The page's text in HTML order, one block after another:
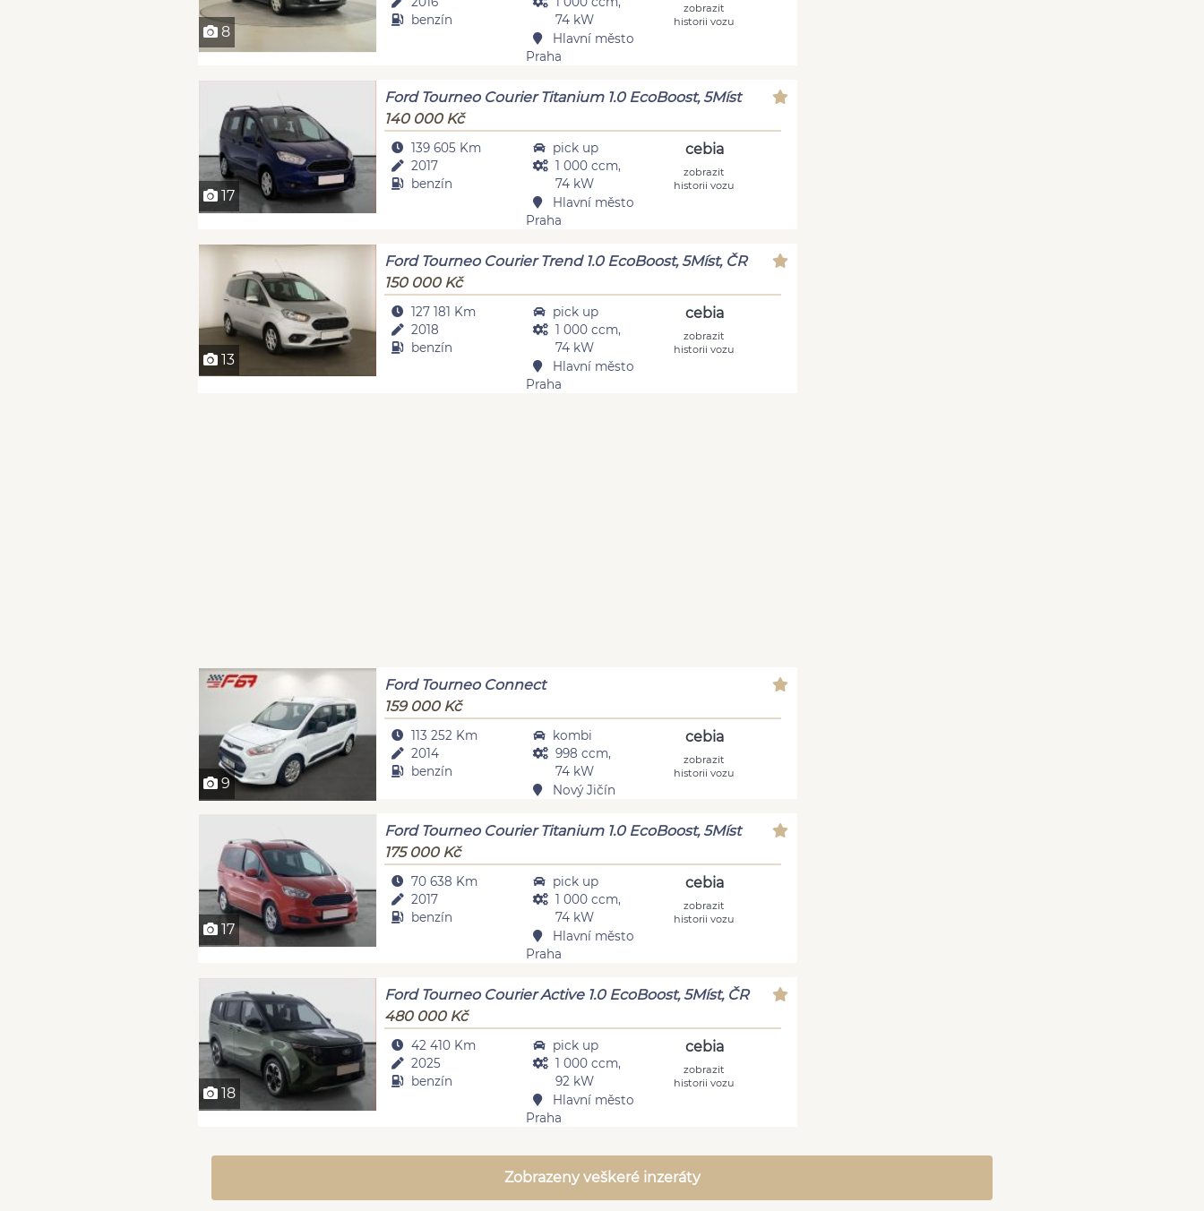
8
benzín
74 kW
Hlavní město
Praha
zobrazit
historii vozu
17
Ford Tourneo Courier Titanium 1.0 EcoBoost, 5Míst
140 000 Kč
139 605 Km
2017
benzín
pick up
1 000 ccm,
74 kW
Hlavní město
Praha
cebia
zobrazit
historii vozu
13
Ford Tourneo Courier Trend 1.0 EcoBoost, 5Míst, ČR
150 000 Kč
127 181 Km
2018
benzín
pick up
1 000 ccm,
74 kW
Hlavní město
Praha
cebia
zobrazit
historii vozu
9
Ford Tourneo Connect
159 000 Kč
113 252 Km
2014
benzín
kombi
998 ccm,
74 kW
Nový Jičín
cebia
zobrazit
historii vozu
17
Ford Tourneo Courier Titanium 1.0 EcoBoost, 5Míst
175 000 Kč
70 638 Km
2017
benzín
pick up
1 000 ccm,
74 kW
Hlavní město
Praha
cebia
zobrazit
historii vozu
18
Ford Tourneo Courier Active 1.0 EcoBoost, 5Míst, ČR
480 000 Kč
42 410 Km
2025
benzín
pick up
1 000 ccm,
92 kW
Hlavní město
Praha
cebia
zobrazit
historii vozu
Zobrazeny veškeré inzeráty